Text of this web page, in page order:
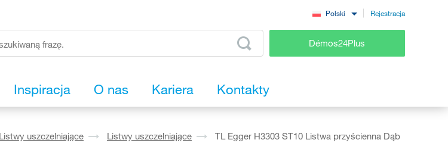
Polski Rejestracja
Démos24Plus
Inspiracja O nas Kariera Kontakty
Listwy uszczelniające Listwy uszczelniające
TL Egger H3303 ST10 Listwa przyścienna Dąb